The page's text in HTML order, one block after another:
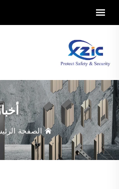
الصفحة